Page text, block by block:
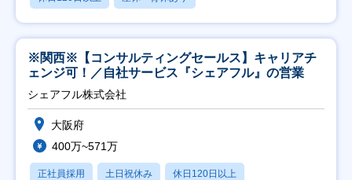
※関西※【コンサルティングセールス】キャリアチ
ェンジ可！／自社サービス『シェアフル』の営業
シェアフル株式会社
大阪府
400万~571万
正社員採用 土日祝休み 休日120日以上